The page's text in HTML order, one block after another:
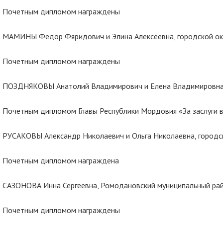
Почетным дипломом награждены
МАМИНЫ Федор Фяридович и Элина Алексеевна, городской
Почетным дипломом награждены
ПОЗДНЯКОВЫ Анатолий Владимирович и Елена
Почетным дипломом Главы Республики Мордовия «За заслуги
РУСАКОВЫ Александр Николаевич и Ольга Николаевна,
Почетным дипломом награждена
САЗОНОВА Инна Сергеевна, Ромодановский муниципальный
Почетным дипломом награждены